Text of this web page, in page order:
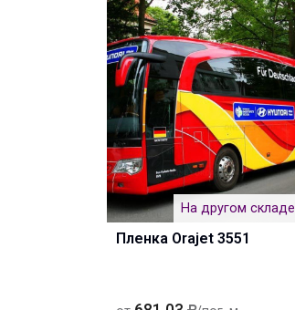
На другом складе
Пленка Orajet 3551